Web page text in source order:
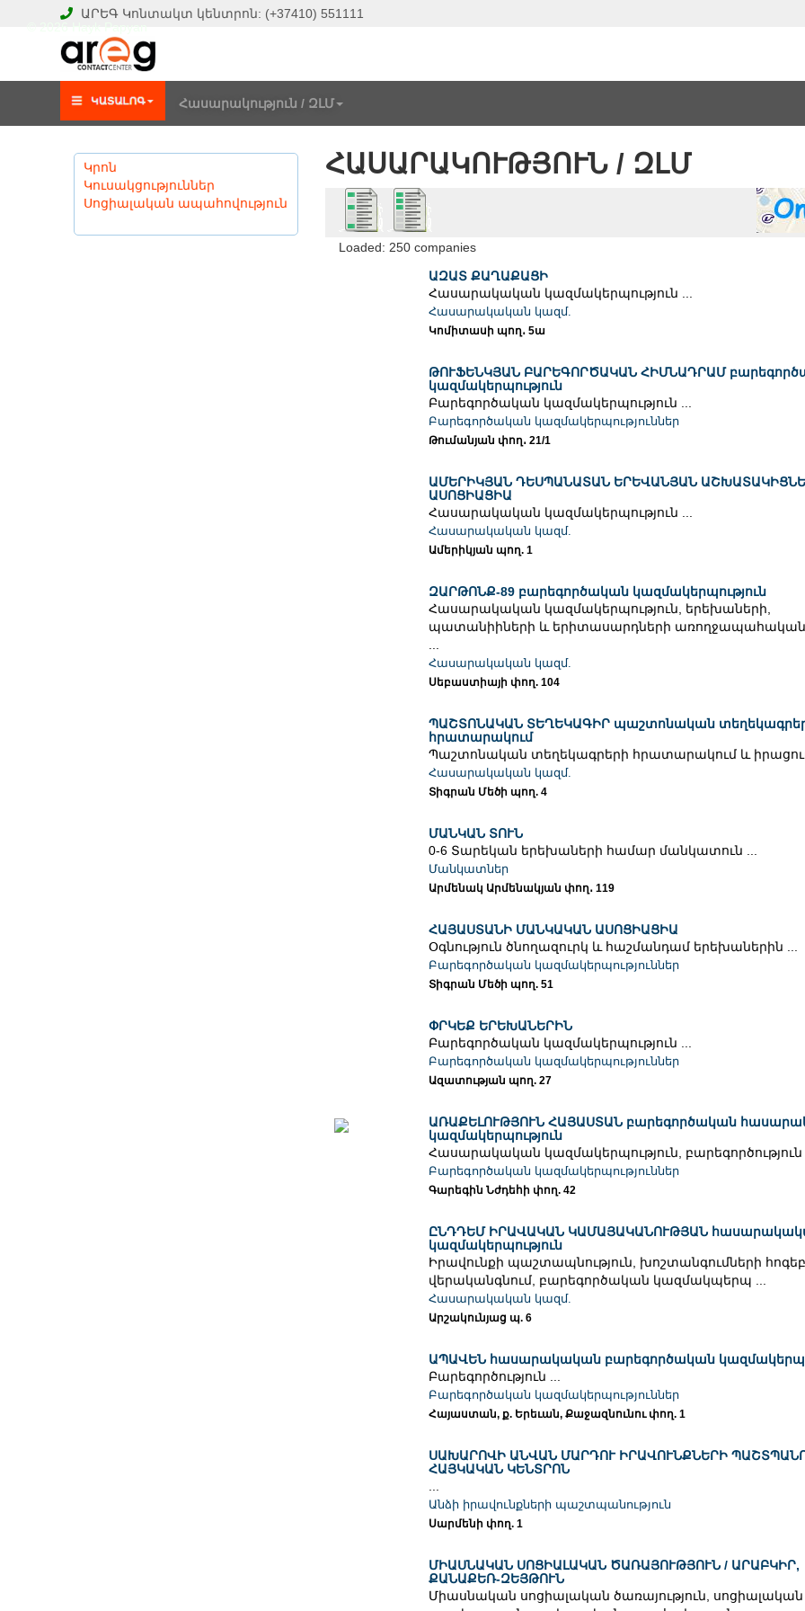
ԱՐԵԳ Կոնտակտ կենտրոն: (+37410) 551111
Հասարակություն / ԶԼՄ
Կրոն
Կուսակցություններ
Սոցիալական ապահովություն
ՀԱՍԱՐԱԿՈՒԹՅՈՒՆ / ԶԼՄ
Loaded: 250 companies
ԱԶԱՏ ՔԱՂԱՔԱՑԻ
Հասարակական կազմակերպություն ...
Հասարակական կազմ.
Կոմիտասի պող․ 5ա
ԹՈՒՖԵՆԿՅԱՆ ԲԱՐԵԳՈՐԾԱԿԱՆ ՀԻՄՆԱԴՐԱՄ
կազմակերպություն
Բարեգործական կազմակերպություն ...
Բարեգործական կազմակերպություններ
Թումանյան փող․ 21/1
ԱՄԵՐԻԿՅԱՆ ԴԵՍՊԱՆԱՏԱՆ ԵՐԵՎԱՆՅԱՆ
ԱՍՈՑԻԱՑԻԱ
Հասարակական կազմակերպություն ...
Հասարակական կազմ.
Ամերիկյան պող. 1
ԶԱՐԹՈՆՔ-89 բարեգործական կազմակերպություն
Հասարակական կազմակերպություն, երեխաների,
պատանիիների և երիտասարդների
Հասարակական կազմ.
Սեբաստիայի փող. 104
ՊԱՇՏՈՆԱԿԱՆ ՏԵՂԵԿԱԳԻՐ պաշտոնական
հրատարակում
Պաշտոնական տեղեկագրերի հրատարակում և իրացում
Հասարակական կազմ.
Տիգրան Մեծի պող. 4
ՄԱՆԿԱՆ ՏՈՒՆ
0-6 Տարեկան երեխաների համար մանկատուն ...
Մանկատներ
Արմենակ Արմենակյան փող․ 119
ՀԱՅԱՍՏԱՆԻ ՄԱՆԿԱԿԱՆ ԱՍՈՑԻԱՑԻԱ
Օգնություն ծնողազուրկ և հաշմանդամ երեխաներին ...
Բարեգործական կազմակերպություններ
Տիգրան Մեծի պող. 51
ՓՐԿԵՔ ԵՐԵԽԱՆԵՐԻՆ
Բարեգործական կազմակերպություն ...
Բարեգործական կազմակերպություններ
Ազատության պող. 27
ԱՌԱՔԵԼՈՒԹՅՈՒՆ ՀԱՅԱՍՏԱՆ բարեգործական
կազմակերպություն
Հասարակական կազմակերպություն, բարեգործություն
Բարեգործական կազմակերպություններ
Գարեգին Նժդեհի փող. 42
ԸՆԴԴԵՄ ԻՐԱՎԱԿԱՆ ԿԱՄԱՅԱԿԱՆՈՒԹՅԱՆ
կազմակերպություն
Իրավունքի պաշտապնություն, խոշտանգումների
վերականգնում, բարեգործական կազմակպերպ ...
Հասարակական կազմ.
Արշակունյաց պ. 6
ԱՊԱՎԵՆ հասարակական բարեգործական
Բարեգործություն ...
Բարեգործական կազմակերպություններ
Հայաստան, ք. Երեւան, Քաջազնունու փող. 1
ՍԱԽԱՐՈՎԻ ԱՆՎԱՆ ՄԱՐԴՈՒ ԻՐԱՎՈՒՆՔՆԵՐԻ
ՀԱՅԿԱԿԱՆ ԿԵՆՏՐՈՆ
Անձի իրավունքների պաշտպանություն
Սարմենի փող. 1
ՄԻԱՍՆԱԿԱՆ ՍՈՑԻԱԼԱԿԱՆ ԾԱՌԱՅՈՒԹՅՈՒՆ / ԱՐԱԲԿԻՐ,
ՔԱՆԱՔԵՌ-ԶԵՅԹՈՒՆ
Միասնական սոցիալական ծառայություն, սոցիալական